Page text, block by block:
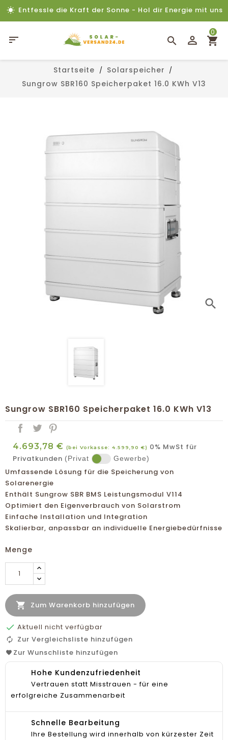
Entfessle die Kraft der Sonne - Hol dir Energie mit uns

0
Startseite
Solarspeicher
Sungrow SBR160 Speicherpaket 16.0 KWh V13
search
Sungrow SBR160 Speicherpaket 16.0 KWh V13
4.693,78 € (bei Vorkasse: 4.599,90 €)
0% MwSt für
Privatkunden (Privat Gewerbe)
Umfassende Lösung für die Speicherung von
Solarenergie
Enthält Sungrow SBR BMS Leistungsmodul V114
Optimiert den Eigenverbrauch von Solarstrom
Einfache Installation und Integration
Skalierbar, anpassbar an individuelle Energiebedürfnisse
Menge
 Zum Warenkorb hinzufügen
 Aktuell nicht verfügbar
Zur Vergleichsliste hinzufügen
Zur Wunschliste hinzufügen
Hohe Kundenzufriedenheit
Vertrauen statt Misstrauen - für eine
erfolgreiche Zusammenarbeit
Schnelle Bearbeitung
Ihre Bestellung wird innerhalb von kürzester Zeit